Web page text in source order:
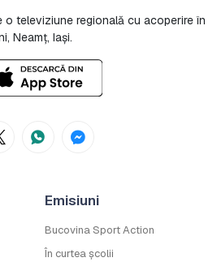
o televiziune regională cu acoperire în
Neamț, Iași.
Emisiuni
Bucovina Sport Action
În curtea școlii